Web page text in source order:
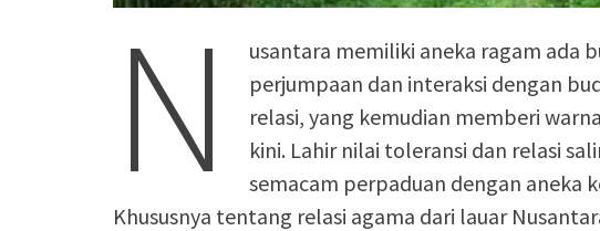
N
usantara memiliki aneka ragam ada
perjumpaan dan interaksi dengan
relasi, yang kemudian memberi
kini. Lahir nilai toleransi dan relasi
semacam perpaduan dengan aneka
Khususnya tentang relasi agama dari lauar